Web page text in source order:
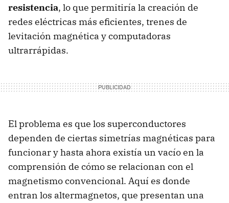
resistencia, lo que permitiría la creación de
redes eléctricas más eficientes, trenes de
levitación magnética y computadoras
ultrarrápidas.
El problema es que los superconductores
dependen de ciertas simetrías magnéticas para
funcionar y hasta ahora existía un vacío en la
comprensión de cómo se relacionan con el
magnetismo convencional. Aquí es donde
entran los altermagnetos, que presentan una